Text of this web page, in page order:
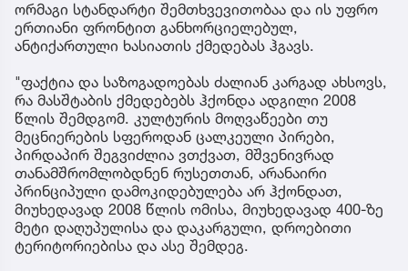
ორმაგი სტანდარტი შემთხვევითობაა და ის უფრო
ერთიანი ფრონტით განხორციელებულ,
ანტიქართული ხასიათის ქმედებას ჰგავს.
"ფაქტია და საზოგადოებას ძალიან კარგად ახსოვს,
რა მასშტაბის ქმედებებს ჰქონდა ადგილი 2008
წლის შემდგომ. კულტურის მოღვაწეები თუ
მეცნიერების სფეროდან ცალკეული პირები,
პირდაპირ შეგვიძლია ვთქვათ, მშვენივრად
თანამშრომლობდნენ რუსეთთან, არანაირი
პრინციპული დამოკიდებულება არ ჰქონდათ,
მიუხედავად 2008 წლის ომისა, მიუხედავად 400-ზე
მეტი დაღუპულისა და დაკარგული, დროებითი
ტერიტორიებისა და ასე შემდეგ.